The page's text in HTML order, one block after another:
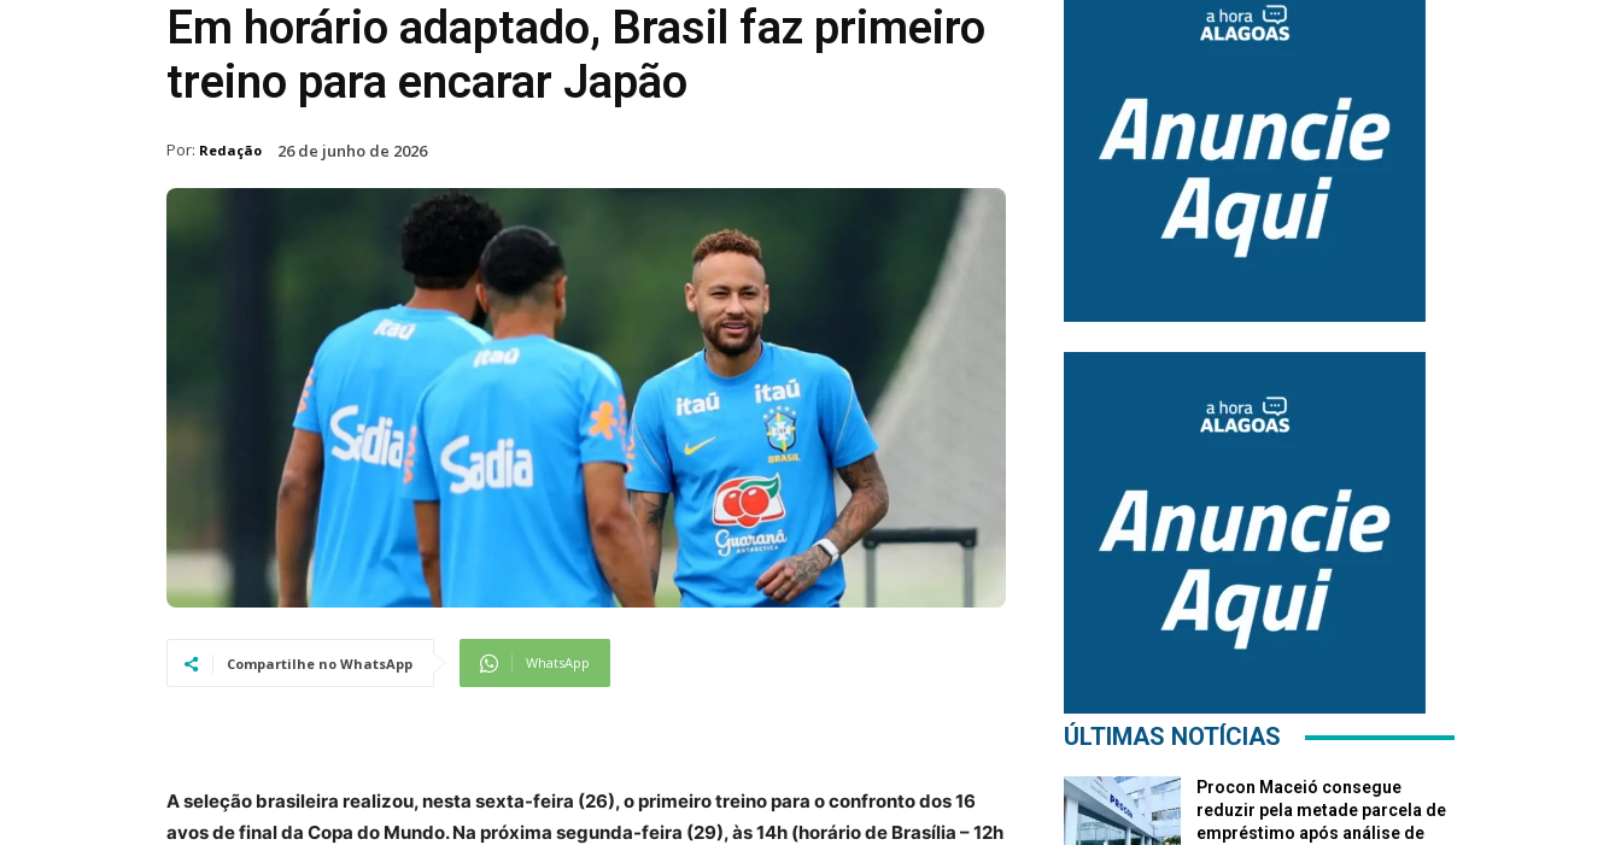
Em horário adaptado, Brasil faz primeiro
treino para encarar Japão
Por: Redação 26 de junho de 2026
Compartilhe no WhatsApp WhatsApp
A seleção brasileira realizou, nesta sexta-feira (26), o primeiro treino para o confronto dos 16
avos de final da Copa do Mundo. Na próxima segunda-feira (29), às 14h (horário de Brasília – 12h
ÚLTIMAS NOTÍCIAS
Procon Maceió consegue
reduzir pela metade parcela de
empréstimo após análise de